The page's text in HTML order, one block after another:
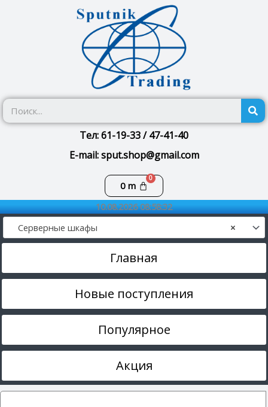
Тел: 61-19-33 / 47-41-40
E-mail: sput.shop@gmail.com
0m
Корзина
10.08.2026 08:58:32
×
Серверные шкафы
Главная
Новые поступления
Популярное
Акция